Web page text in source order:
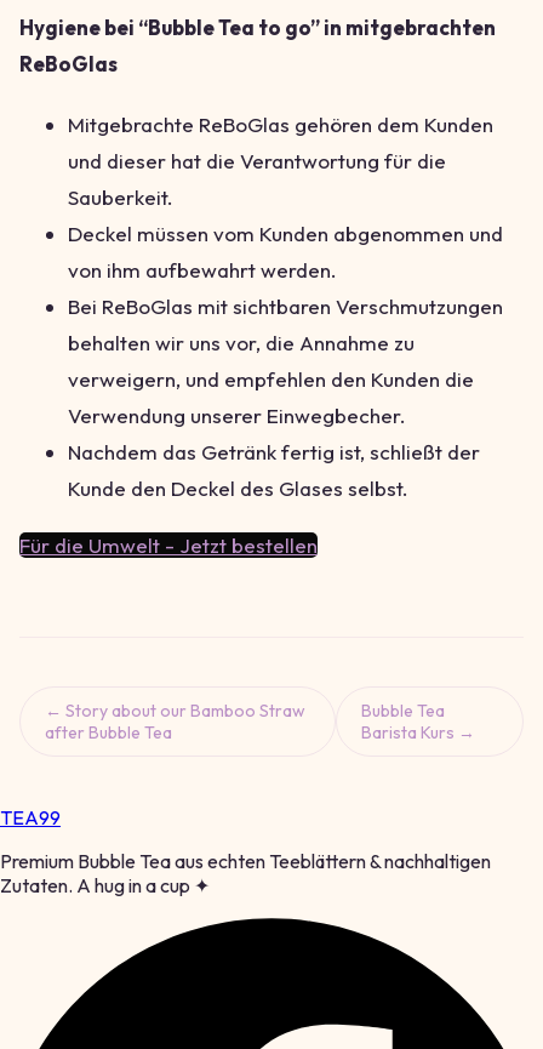
Hygiene bei “Bubble Tea to go” in mitgebrachten
ReBoGlas
Mitgebrachte ReBoGlas gehören dem Kunden
und dieser hat die Verantwortung für die
Sauberkeit.
Deckel müssen vom Kunden abgenommen und
von ihm aufbewahrt werden.
Bei ReBoGlas mit sichtbaren Verschmutzungen
behalten wir uns vor, die Annahme zu
verweigern, und empfehlen den Kunden die
Verwendung unserer Einwegbecher.
Nachdem das Getränk fertig ist, schließt der
Kunde den Deckel des Glases selbst.
Für die Umwelt - Jetzt bestellen
← Story about our Bamboo Straw
after Bubble Tea
Bubble Tea
Barista Kurs →
TEA99
Premium Bubble Tea aus echten Teeblättern & nachhaltigen
Zutaten. A hug in a cup ✦